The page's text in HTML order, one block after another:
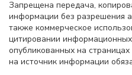
Запрещена передача,
информации без разрешения
также коммерческое
цитировании
опубликованных на
на источник информации